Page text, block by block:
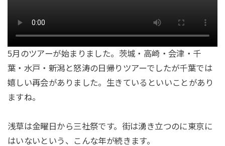
5月のツアーが始まりました。茨城・高崎・会津・千
葉・水戸・新潟と怒涛の日帰りツアーでしたが千葉では
嬉しい再会がありました。生きているといいことがあり
ますね。
浅草は金曜日から三社祭です。街は湧き立つのに東京に
はいないという、こんな年が続きます。